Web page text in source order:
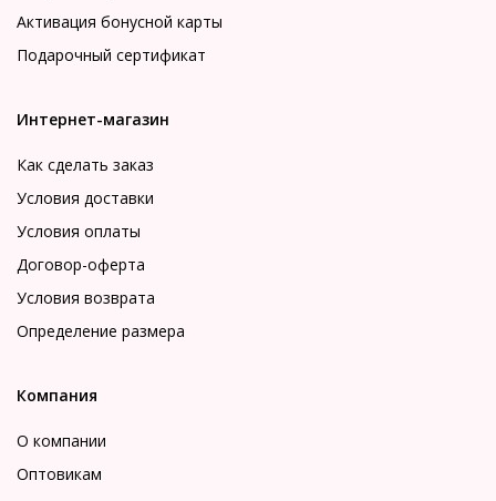
Активация бонусной карты
Подарочный сертификат
Интернет-магазин
Как сделать заказ
Условия доставки
Условия оплаты
Договор-оферта
Условия возврата
Определение размера
Компания
О компании
Оптовикам